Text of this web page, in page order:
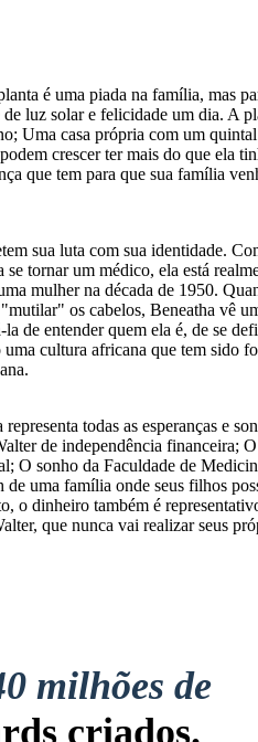
é uma piada na família, mas
luz solar e felicidade um dia. A
Uma casa própria com um
crescer ter mais do que ela
que tem para que sua família
sua luta com sua identidade.
tornar um médico, ela está
mulher na década de 1950.
os cabelos, Beneatha vê
de entender quem ela é, de se
cultura africana que tem sido
todas as esperanças e
de independência financeira;
O sonho da Faculdade de
de uma família onde seus filhos
o dinheiro também é
que nunca vai realizar seus
milhões de
criados.